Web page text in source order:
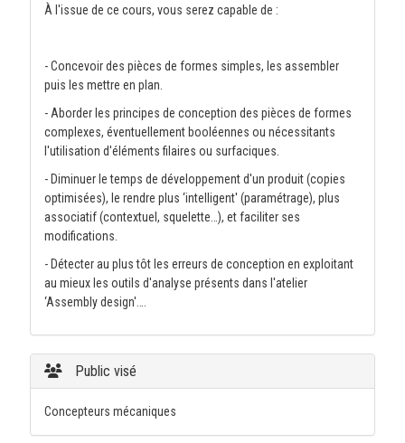
À l'issue de ce cours, vous serez capable de :
- Concevoir des pièces de formes simples, les assembler
puis les mettre en plan.
- Aborder les principes de conception des pièces de formes
complexes, éventuellement booléennes ou nécessitants
l'utilisation d'éléments filaires ou surfaciques.
- Diminuer le temps de développement d'un produit (copies
optimisées), le rendre plus ‘intelligent' (paramétrage), plus
associatif (contextuel, squelette…), et faciliter ses
modifications.
- Détecter au plus tôt les erreurs de conception en exploitant
au mieux les outils d'analyse présents dans l'atelier
‘Assembly design'….
Public visé
Concepteurs mécaniques